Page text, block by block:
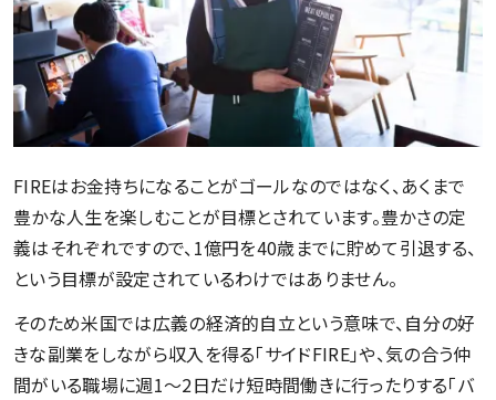
FIREはお金持ちになることがゴールなのではなく、あくまで
豊かな人生を楽しむことが目標とされています。豊かさの定
義はそれぞれですので、1億円を40歳までに貯めて引退する、
という目標が設定されているわけではありません。
そのため米国では広義の経済的自立という意味で、自分の好
きな副業をしながら収入を得る「サイドFIRE」や、気の合う仲
間がいる職場に週1〜2日だけ短時間働きに行ったりする「バ